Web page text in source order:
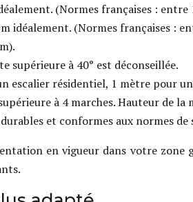
(Normes françaises : entre
idéalement. (Normes françaises :
supérieure à 40° est déconseillée.
escalier résidentiel, 1 mètre pour
à 4 marches. Hauteur de
et conformes aux normes de
en vigueur dans votre